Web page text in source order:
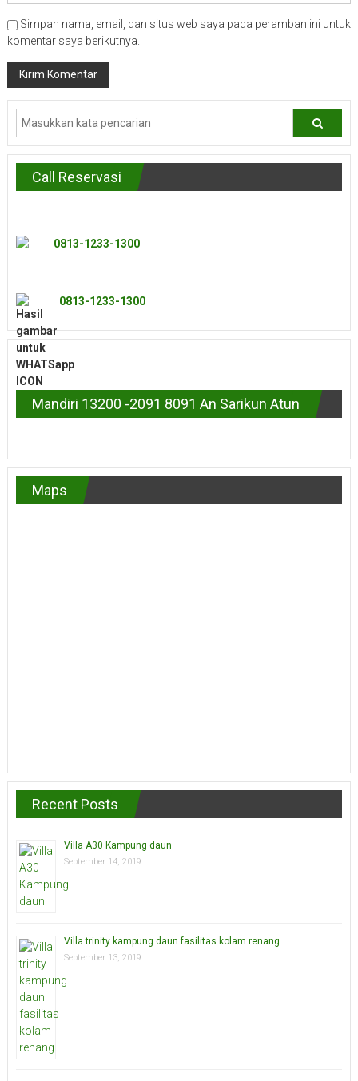
Simpan nama, email, dan situs web saya pada peramban ini untuk
komentar saya berikutnya.
Call Reservasi
0813-1233-1300
0813-1233-1300
Mandiri 13200 -2091 8091 An Sarikun Atun
Maps
Recent Posts
Villa A30 Kampung daun
September 14, 2019
Villa trinity kampung daun fasilitas kolam renang
September 13, 2019